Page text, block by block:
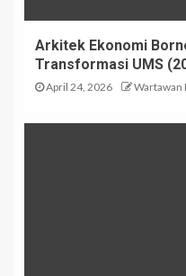
Arkitek Ekonomi
Transformasi UMS
April 24, 2026 Wartawan